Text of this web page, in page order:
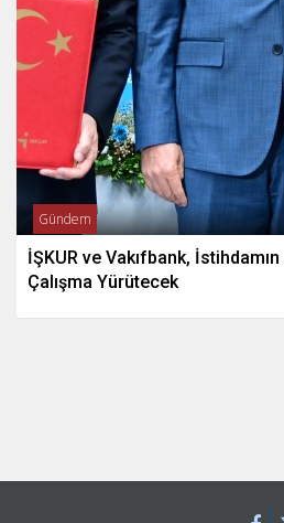
Gündem
İŞKUR ve Vakıfbank,
Çalışma Yürütecek